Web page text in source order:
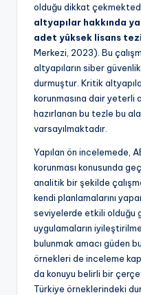
olduğu dikkat
altyapılar hakkında
adet yüksek lisans
Merkezi, 2023). Bu
altyapıların siber
durmuştur. Kritik
korunmasına dair yeterli
hazırlanan bu tezle bu
varsayılmaktadır.
Yapılan ön incelemede,
korunması konusunda
analitik bir şekilde
kendi planlamalarını
seviyelerde etkili olduğu
uygulamaların
bulunmak amacı güden
örnekleri de inceleme
da konuyu belirli bir
Türkiye örneklerindeki